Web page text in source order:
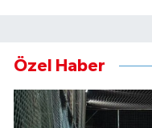
Özel Haber